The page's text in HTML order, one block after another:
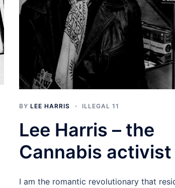
BY LEE HARRIS ILLEGAL 11
Lee Harris – the
Cannabis activist
I am the romantic revolutionary that